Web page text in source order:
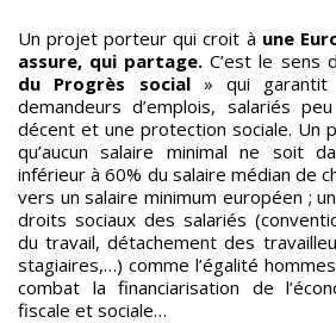
Un projet porteur qui croit à une
assure, qui partage. C’est le sens
du Progrès social» qui garantit
demandeurs d’emplois, salariés
décent et une protection sociale. Un
qu’aucun salaire minimal ne soit
inférieur à 60% du salaire médian de
vers un salaire minimum européen ;
droits sociaux des salariés
du travail, détachement des
stagiaires,…) comme l’égalité
combat la financiarisation de
fiscale et sociale…